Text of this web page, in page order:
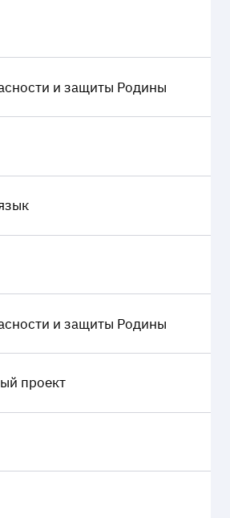
и защиты Родины
и защиты Родины
проект